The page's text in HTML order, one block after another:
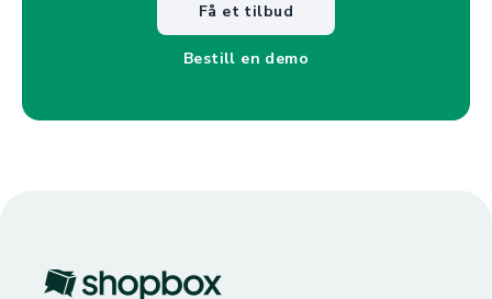
Få et tilbud
Bestill en demo